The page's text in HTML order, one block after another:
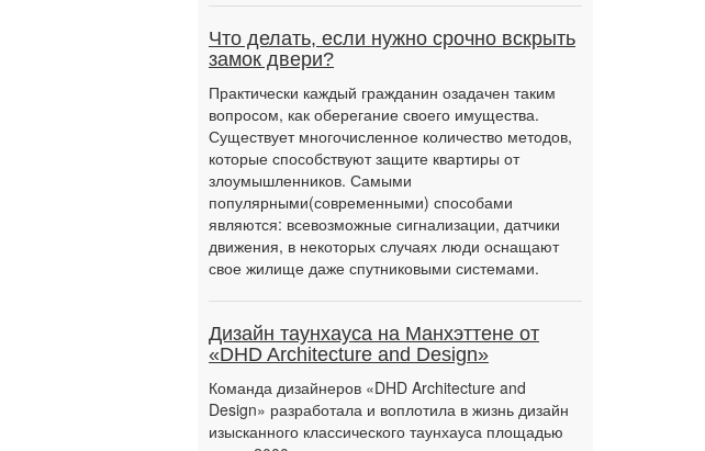
Что делать, если нужно срочно вскрыть
замок двери?
Практически каждый гражданин озадачен таким
вопросом, как оберегание своего имущества.
Существует многочисленное количество методов,
которые способствуют защите квартиры от
злоумышленников. Самыми
популярными(современными) способами
являются: всевозможные сигнализации, датчики
движения, в некоторых случаях люди оснащают
свое жилище даже спутниковыми системами.
Дизайн таунхауса на Манхэттене от
«DHD Architecture and Design»
Команда дизайнеров «DHD Architecture and
Design» разработала и воплотила в жизнь дизайн
изысканного классического таунхауса площадью